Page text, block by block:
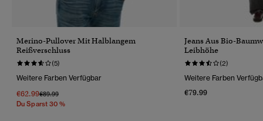
Merino-Pullover Mit Halblangem
Reißverschluss
(5)
Weitere Farben Verfügbar
€62.99Preis Wurde Reduziert Von
€89.99Bis
Du Sparst 30 %
Jeans Aus Bio-
Leibhöhe
(2)
Weitere Farben
€79.99